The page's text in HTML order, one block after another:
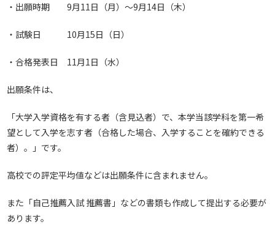
・出願時期 9月11日（月）～9月14日（木）
・試験日 10月15日（日）
・合格発表日 11月1日（水）
出願条件は、
「大学入学資格を有する者（含見込者）で、本学当該学科を第一希
望として入学を志す者（合格した場合、入学することを確約できる
者）。」です。
高校での評定平均値などは出願条件に含まれません。
また「自己推薦入試 推薦書」などの書類も作成して提出する必要が
あります。